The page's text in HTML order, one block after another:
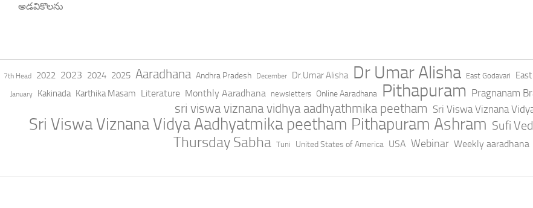
అడవికొలను
7th Head 2022 2023 2024 2025 Aaradhana Andhra Pradesh December Dr.Umar Alisha Dr Umar Alisha East Godavari
January Kakinada Karthika Masam Literature Monthly Aaradhana newsletters Online Aaradhana Pithapuram Pragnanam
sri viswa viznana vidhya aadhyathmika peetham Sri Viswa Viznana
Sri Viswa Viznana Vidya Aadhyatmika peetham Pithapuram Ashram Sufi
Thursday Sabha Tuni United States of America USA Webinar Weekly aaradhana